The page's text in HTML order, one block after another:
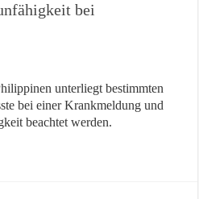
bei
unterliegt bestimmten
bei einer Krankmeldung und
beachtet werden.